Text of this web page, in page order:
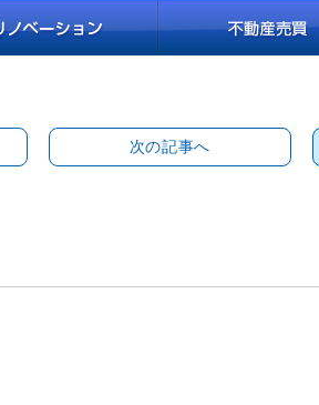
次の記事へ